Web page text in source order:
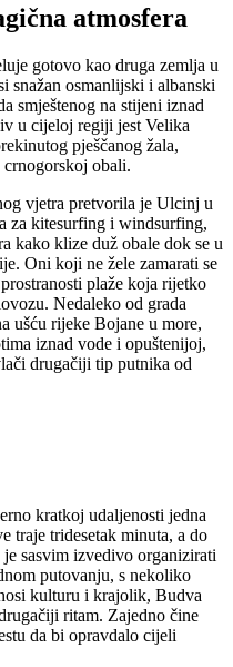
atmosfera
gotovo kao druga zemlja u
osmanlijski i albanski
smještenog na stijeni iznad
u cijeloj regiji jest Velika
pješčanog žala,
crnogorskoj obali.
vjetra pretvorila je Ulcinj u
za kitesurfing i windsurfing,
kako klize duž obale dok se u
Oni koji ne žele zamarati se
plaže koja rijetko
Nedaleko od grada
ušću rijeke Bojane u more,
iznad vode i opuštenijoj,
drugačiji tip putnika od
kratkoj udaljenosti jedna
traje tridesetak minuta, a do
sasvim izvedivo organizirati
putovanju, s nekoliko
kulturu i krajolik, Budva
ritam. Zajedno čine
da bi opravdalo cijeli